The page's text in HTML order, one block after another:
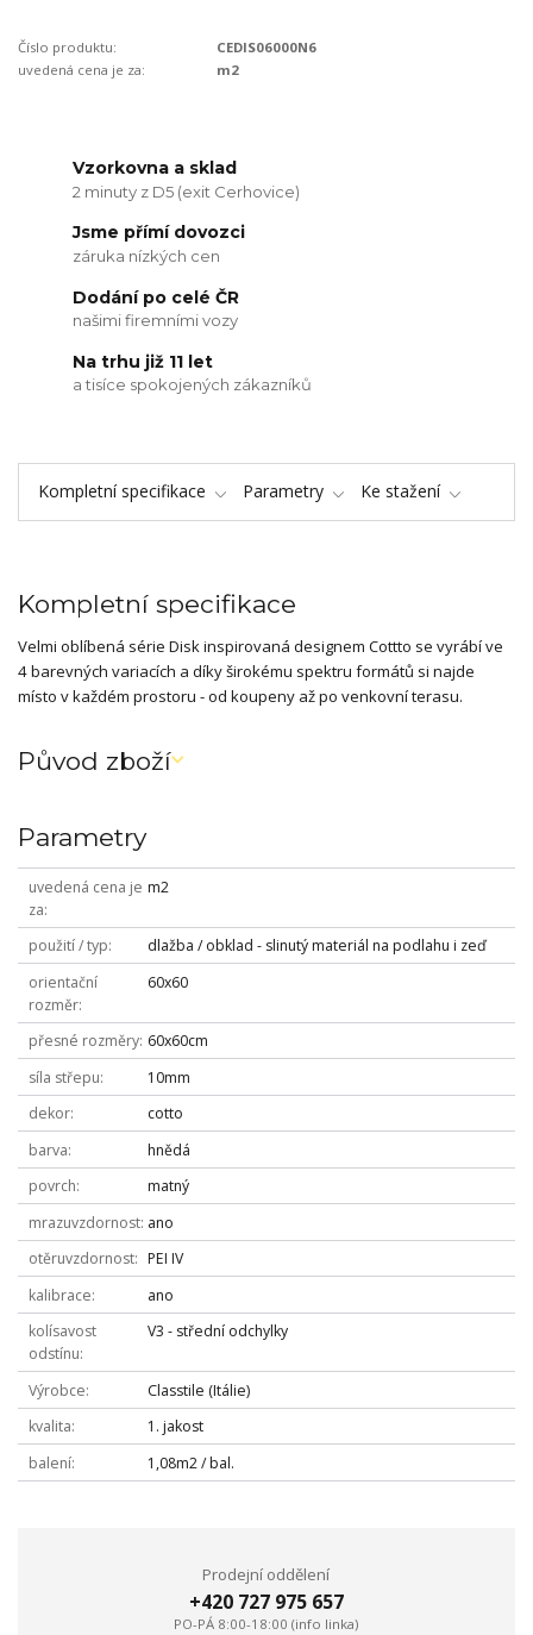
Číslo produktu:
CEDIS06000N6
uvedená cena je za:
m2
Vzorkovna a sklad
2 minuty z D5 (exit Cerhovice)
Jsme přímí dovozci
záruka nízkých cen
Dodání po celé ČR
našimi firemními vozy
Na trhu již 11 let
a tisíce spokojených zákazníků
Kompletní specifikace Parametry Ke stažení
Kompletní specifikace
Velmi oblíbená série Disk inspirovaná designem Cottto se vyrábí ve
4 barevných variacích a díky širokému spektru formátů si najde
místo v každém prostoru - od koupeny až po venkovní terasu.
Původ zboží
Parametry
uvedená cena je
za
m2
použití / typ
dlažba / obklad - slinutý materiál na podlahu i zeď
orientační
rozměr
60x60
přesné rozměry 60x60cm
síla střepu
10mm
dekor
cotto
barva
hnědá
povrch
matný
mrazuvzdornost ano
otěruvzdornost
PEI IV
kalibrace
ano
kolísavost
odstínu
V3 - střední odchylky
Výrobce
Classtile (Itálie)
kvalita
1. jakost
balení
1,08m2 / bal.
Prodejní oddělení
+420 727 975 657
PO-PÁ 8:00-18:00 (info linka)